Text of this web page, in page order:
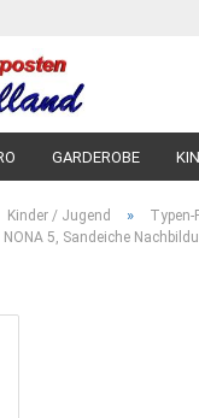
GARDEROBE
Kinder / Jugend »
NONA 5, Sandeiche